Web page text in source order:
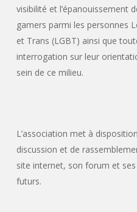
visibilité et l’épanouissement
gamers parmi les personnes
et Trans (LGBT) ainsi que
interrogation sur leur
sein de ce milieu.
L’association met à
discussion et de
site internet, son forum et
futurs.